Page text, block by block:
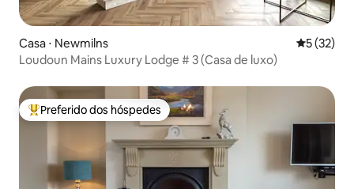
Casa ⋅ Newmilns 5 de uma
5 (32)
Loudoun Mains Luxury Lodge # 3 (Casa de luxo)
Entre os melhores preferidos dos hóspedes
Preferido dos hóspedes